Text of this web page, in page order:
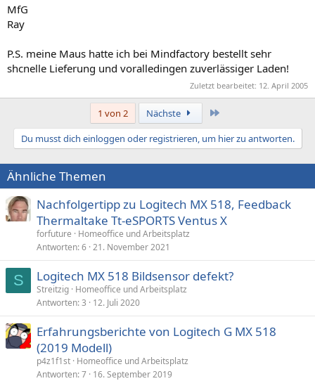
MfG
Ray
P.S. meine Maus hatte ich bei Mindfactory bestellt sehr
shcnelle Lieferung und voralledingen zuverlässiger Laden!
Zuletzt bearbeitet: 12. April 2005
1 von 2 Nächste
Du musst dich einloggen oder registrieren, um hier zu antworten.
Ähnliche Themen
Nachfolgertipp zu Logitech MX 518, Feedback
Thermaltake Tt-eSPORTS Ventus X
forfuture
Homeoffice und Arbeitsplatz
Antworten 6 21. November 2021
S Logitech MX 518 Bildsensor defekt?
Streitzig Homeoffice und Arbeitsplatz
Antworten 3 12. Juli 2020
Erfahrungsberichte von Logitech G MX 518
(2019 Modell)
p4z1f1st Homeoffice und Arbeitsplatz
Antworten 7 16. September 2019